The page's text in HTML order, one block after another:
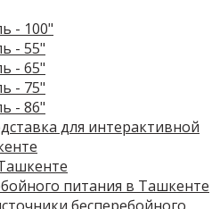
- 100"
- 55"
- 65"
- 75"
- 86"
для интерактивной
питания в Ташкенте